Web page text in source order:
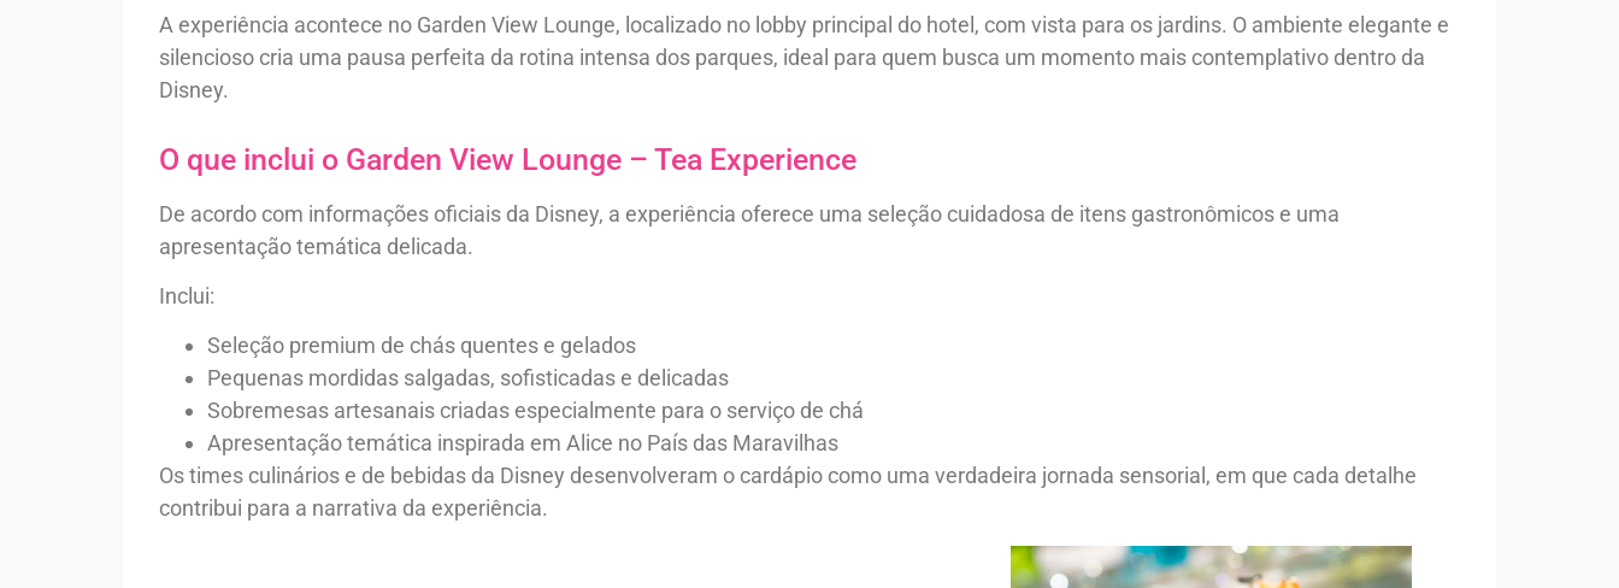
A experiência acontece no Garden View Lounge, localizado no lobby principal do hotel, com vista para os jardins. O ambiente elegante e
silencioso cria uma pausa perfeita da rotina intensa dos parques, ideal para quem busca um momento mais contemplativo dentro da
Disney.
O que inclui o Garden View Lounge – Tea Experience
De acordo com informações oficiais da Disney, a experiência oferece uma seleção cuidadosa de itens gastronômicos e uma
apresentação temática delicada.
Inclui:
Seleção premium de chás quentes e gelados
Pequenas mordidas salgadas, sofisticadas e delicadas
Sobremesas artesanais criadas especialmente para o serviço de chá
Apresentação temática inspirada em Alice no País das Maravilhas
Os times culinários e de bebidas da Disney desenvolveram o cardápio como uma verdadeira jornada sensorial, em que cada detalhe
contribui para a narrativa da experiência.